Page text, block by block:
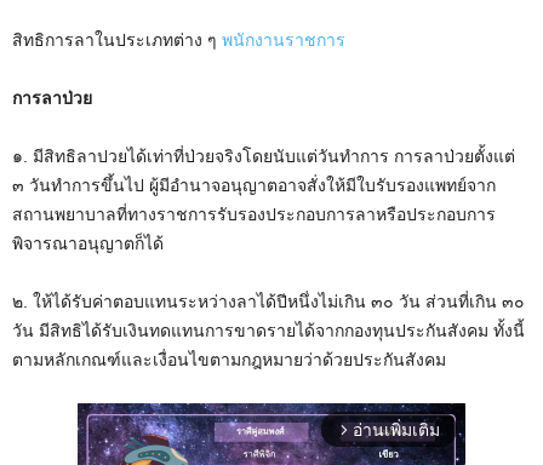
สิทธิการลาในประเภทต่าง ๆ พนักงานราชการ
การลาป่วย
๑. มีสิทธิลาปวยได้เท่าที่ป่วยจริงโดยนับแต่วันทำการ การลาป่วยตั้งแต่
๓ วันทำการขึ้นไป ผู้มีอำนาจอนุญาตอาจสั่งให้มีใบรับรองแพทย์จาก
สถานพยาบาลที่ทางราชการรับรองประกอบการลาหรือประกอบการ
พิจารณาอนุญาตก็ได้
๒. ให้ได้รับค่าตอบแทนระหว่างลาได้ปีหนึ่งไม่เกิน ๓๐ วัน ส่วนที่เกิน ๓๐
วัน มีสิทธิได้รับเงินทดแทนการขาดรายได้จากกองทุนประกันสังคม ทั้งนี้
ตามหลักเกณฑ์และเงื่อนไขตามกฎหมายว่าด้วยประกันสังคม
arrow_forward_ios อ่านเพิ่มเติม